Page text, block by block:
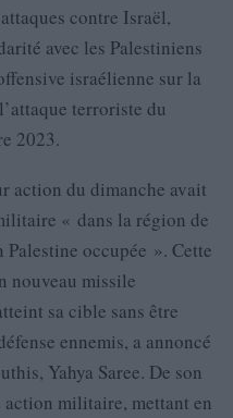
contre Israël,
avec les Palestiniens
israélienne sur la
terroriste du
2023.
action du dimanche avait
« dans la région de
Palestine occupée ». Cette
nouveau missile
sa cible sans être
ennemis, a annoncé
Yahya Saree. De son
action militaire, mettant en